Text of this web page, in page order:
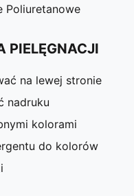
Poliuretanowe
PIELĘGNACJI
na lewej stronie
nadruku
kolorami
do kolorów